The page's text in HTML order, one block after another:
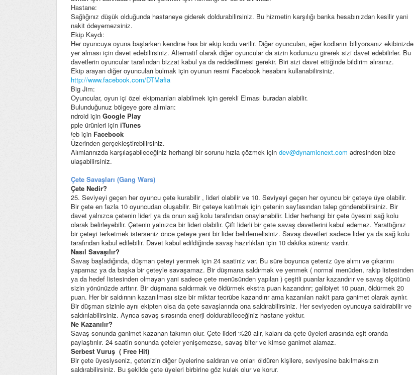
Hastane:
Sağlığınız düşük olduğunda hastaneye giderek doldurabilirsiniz. Bu hizmetin karşılığı banka hesabınızdan kesilir yani
nakit ödeyemezsiniz.
Ekip Kaydı:
Her oyuncuya oyuna başlarken kendine has bir ekip kodu verilir. Diğer oyuncuları, eğer kodlarını biliyorsanız ekibinizde
yer alması için davet edebilirsiniz. Alternatif olarak diğer oyuncular da sizin kodunuzu girerek sizi davet edebilirler. Bu
davetlerin oyuncular tarafından bizzat kabul ya da reddedilmesi gerekir. Biri sizi davet ettiğinde bildirim alırsınız.
Ekip arayan diğer oyuncuları bulmak için oyunun resmi Facebook hesabını kullanabilirsiniz.
http://www.facebook.com/DTMafia
Big Jim:
Oyuncular, oyun içi özel ekipmanları alabilmek için gerekli Elması buradan alabilir.
Bulunduğunuz bölgeye gore alımları:
Android için Google Play
Apple ürünleri için iTunes
Web için Facebook
Üzerinden gerçekleştirebilirsiniz.
Alımlarınızda karşılaşabileceğiniz herhangi bir sorunu hızla çözmek için dev@dynamicnext.com adresinden bize
ulaşabilirsiniz.
Çete Savaşları (Gang Wars)
Çete Nedir?
25. Seviyeyi geçen her oyuncu çete kurabilir , lideri olabilir ve 10. Seviyeyi geçen her oyuncu bir çeteye üye olabilir.
Bir çete en fazla 10 oyuncudan oluşabilir. Bir çeteye katılmak için çetenin sayfasından talep gönderebilirsiniz. Bir
davet yalnızca çetenin lideri ya da onun sağ kolu tarafından onaylanabilir. Lider herhangi bir çete üyesini sağ kolu
olarak belirleyebilir. Çetenin yalnızca bir lideri olabilir. Çift liderli bir çete savaş davetlerini kabul edemez. Yarattığınız
bir çeteyi terketmek isterseniz önce çeteye yeni bir lider belirlemelisiniz. Savaş davetleri sadece lider ya da sağ kolu
tarafından kabul edilebilir. Davet kabul edildiğinde savaş hazırlıkları için 10 dakika süreniz vardır.
Nasıl Savaşılır?
Savaş başladığında, düşman çeteyi yenmek için 24 saatiniz var. Bu süre boyunca çeteniz üye alımı ve çıkarımı
yapamaz ya da başka bir çeteyle savaşamaz. Bir düşmana saldırmak ve yenmek ( normal menüden, rakip listesinden
ya da hedef listesinden olmayan yani sadece çete menüsünden yapılan ) çeşitli puanlar kazandırır ve savaş ölçütünü
sizin yönünüzde arttırır. Bir düşmana saldırmak ve öldürmek ekstra puan kazandırır; galibiyet 10 puan, öldürmek 20
puan. Her bir saldırının kazanılması size bir miktar tecrübe kazandırır ama kazanılan nakit para ganimet olarak ayrılır.
Bir düşman sizinle aynı ekipten olsa da çete savaşlarında ona saldırabilirsiniz. Her seviyeden oyuncuya saldırabilir ve
saldırılabilirsiniz. Ayrıca savaş sırasında enerji doldurabileceğiniz hastane yoktur.
Ne Kazanılır?
Savaş sonunda ganimet kazanan takımın olur. Çete lideri %20 alır, kalanı da çete üyeleri arasında eşit oranda
paylaştırılır. 24 saatin sonunda çeteler yenişemezse, savaş biter ve kimse ganimet alamaz.
Serbest Vuruş ( Free Hit)
Bir çete üyesiyseniz, çetenizin diğer üyelerine saldıran ve onları öldüren kişilere, seviyesine bakılmaksızın
saldırabilirsiniz. Bu şekilde çete üyeleri birbirine göz kulak olur ve korur.